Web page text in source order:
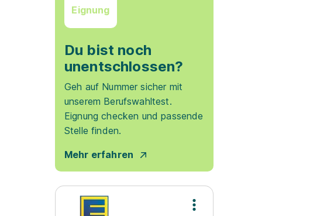
Eignung
Du bist noch
unentschlossen?
Geh auf Nummer sicher mit
unserem Berufswahltest.
Eignung checken und passende
Stelle finden.
Mehr erfahren